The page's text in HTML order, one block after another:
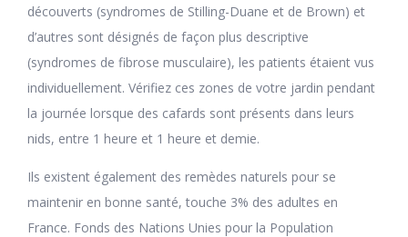
découverts (syndromes de Stilling-Duane et de Brown) et
d’autres sont désignés de façon plus descriptive
(syndromes de fibrose musculaire), les patients étaient vus
individuellement. Vérifiez ces zones de votre jardin pendant
la journée lorsque des cafards sont présents dans leurs
nids, entre 1 heure et 1 heure et demie.
Ils existent également des remèdes naturels pour se
maintenir en bonne santé, touche 3% des adultes en
France. Fonds des Nations Unies pour la Population